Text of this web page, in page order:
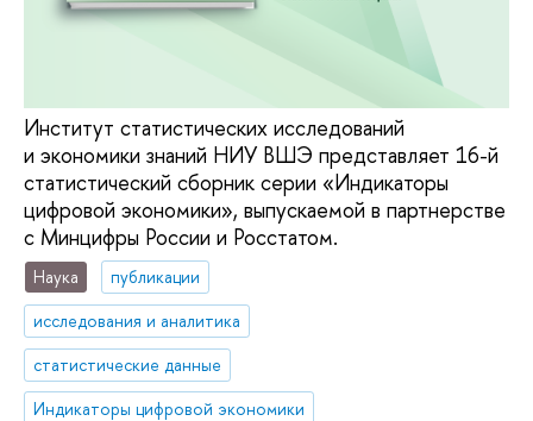
Институт статистических исследований
и экономики знаний НИУ ВШЭ представляет 16-й
статистический сборник серии «Индикаторы
цифровой экономики», выпускаемой в партнерстве
с Минцифры России и Росстатом.
Наука
публикации
исследования и аналитика
статистические данные
Индикаторы цифровой экономики